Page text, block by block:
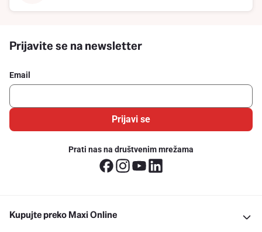
Prijavite se na newsletter
Email
Prijavi se
Prati nas na društvenim mrežama
Kupujte preko Maxi Online